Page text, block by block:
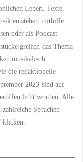
Leben. Texte,
entstehen mithilfe
oder als Podcast
greifen das Thema
musikalisch
die redaktionelle
2023 sind auf
worden. Alle
Sprachen
klicken.